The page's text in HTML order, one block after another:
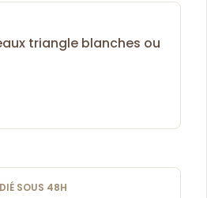
triangle blanches ou
SOUS 48H